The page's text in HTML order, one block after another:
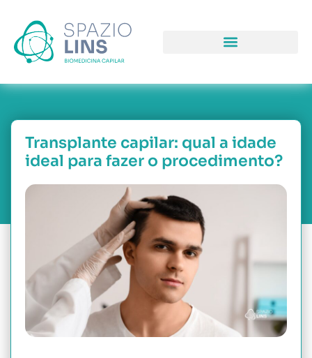
Transplante capilar: qual a idade
ideal para fazer o procedimento?